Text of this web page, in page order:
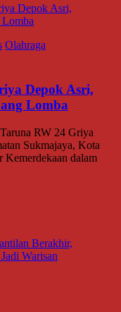
Olahraga
Depok Asri,
Lomba
RW 24 Griya
Sukmajaya, Kota
Kemerdekaan dalam